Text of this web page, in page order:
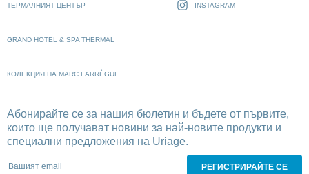
ТЕРМАЛНИЯТ ЦЕНТЪР
GRAND HOTEL & SPA THERMAL
КОЛЕКЦИЯ НА MARC LARRÈGUE
INSTAGRAM
Абонирайте се за нашия бюлетин и бъдете от първите,
които ще получават новини за най-новите продукти и
специални предложения на Uriage.
Вашият email